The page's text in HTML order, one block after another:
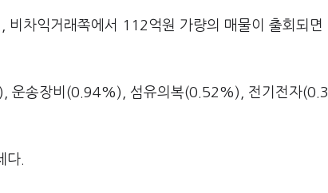
차익거래쪽에서 112억원 가량의 매물이 출회되면
운송장비(0.94%), 섬유의복(0.52%), 전기전자(0.3
다.